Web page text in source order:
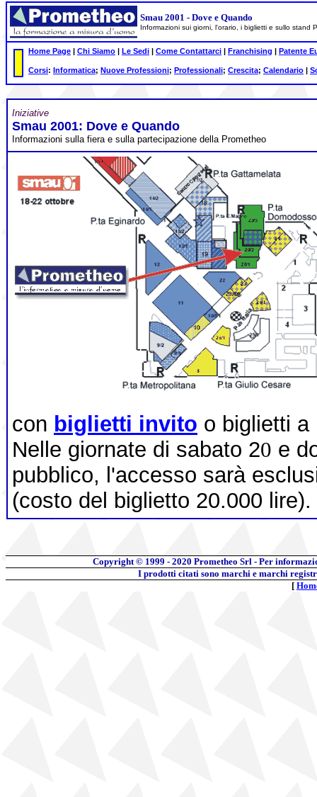
Smau 2001 - Dove e Quando
Informazioni sui giorni, l'orario, i biglietti e sullo stand
Home Page | Chi Siamo | Le Sedi | Come Contattarci | Franchising | Patente
Corsi: Informatica; Nuove Professioni; Professionali; Crescita; Calendario |
Iniziative
Smau 2001: Dove e Quando
Informazioni sulla fiera e sulla partecipazione della Prometheo
con biglietti invito o biglietti a
Nelle giornate di sabato 20 e
pubblico, l'accesso sarà
(costo del biglietto 20.000 lire).
Copyright © 1999 - 2020 Prometheo Srl - Per
I prodotti citati sono marchi e marchi
[